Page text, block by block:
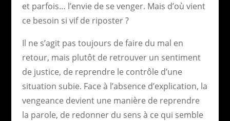
et parfois… l’envie de se venger. Mais d’où vient
ce besoin si vif de riposter ?
Il ne s’agit pas toujours de faire du mal en
retour, mais plutôt de retrouver un sentiment
de justice, de reprendre le contrôle d’une
situation subie. Face à l’absence d’explication, la
vengeance devient une manière de reprendre
la parole, de redonner du sens à ce qui semble